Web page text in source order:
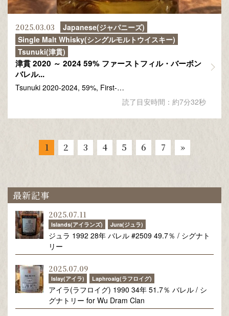
2025.03.03
Japanese(ジャパニーズ)
Single Malt Whisky(シングルモルトウイスキー)
Tsunuki(津貫)
津貫 2020 ～ 2024 59% ファーストフィル・バーボン
バレル...
Tsunuki 2020-2024, 59%, First-…
読了目安時間：約7分32秒
1 2 3 4 5 6 7 »
最新記事
2025.07.11
Islands(アイランズ) Jura(ジュラ)
ジュラ 1992 28年 バレル #2509 49.7％ / シグナト
リー
2025.07.09
Islay(アイラ) Laphroaig(ラフロイグ)
アイラ(ラフロイグ) 1990 34年 51.7％ バレル / シ
グナトリー for Wu Dram Clan